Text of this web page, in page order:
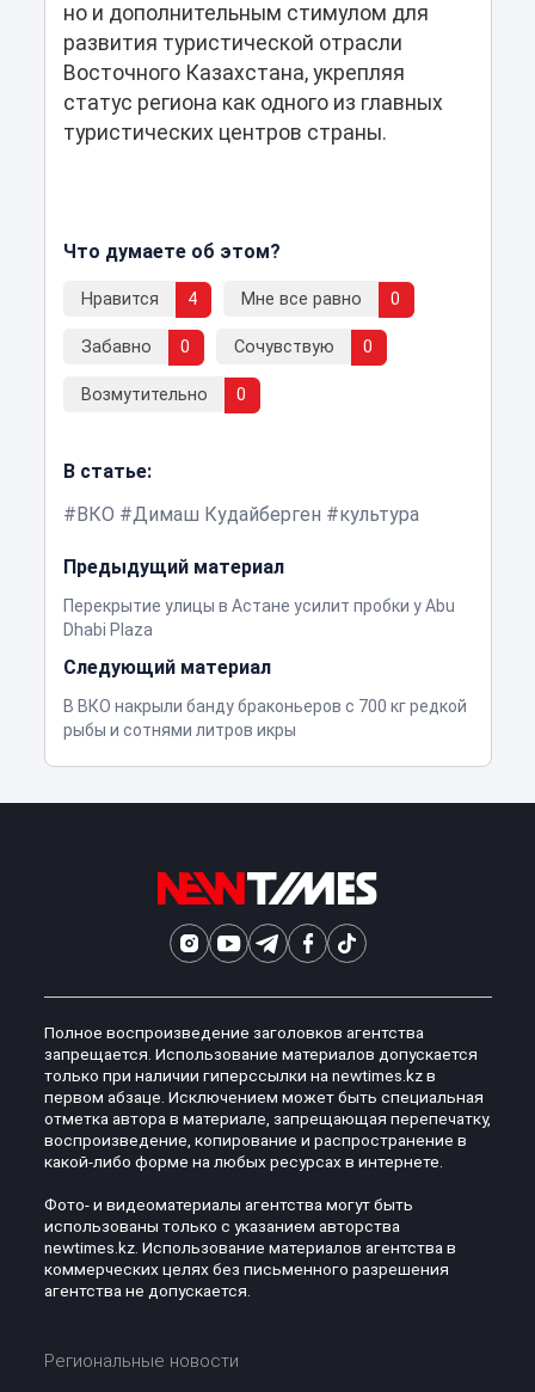
но и дополнительным стимулом для
развития туристической отрасли
Восточного Казахстана, укрепляя
статус региона как одного из главных
туристических центров страны.
Что думаете об этом?
Нравится 4 Мне все равно 0
Забавно 0 Сочувствую 0
Возмутительно 0
В статье:
ВКО
Димаш Кудайберген культура
Предыдущий материал
Перекрытие улицы в Астане усилит пробки у Abu
Dhabi Plaza
Следующий материал
В ВКО накрыли банду браконьеров с 700 кг редкой
рыбы и сотнями литров икры
Полное воспроизведение заголовков агентства
запрещается. Использование материалов допускается
только при наличии гиперссылки на newtimes.kz в
первом абзаце. Исключением может быть специальная
отметка автора в материале, запрещающая перепечатку,
воспроизведение, копирование и распространение в
какой-либо форме на любых ресурсах в интернете.
Фото- и видеоматериалы агентства могут быть
использованы только с указанием авторства
newtimes.kz. Использование материалов агентства в
коммерческих целях без письменного разрешения
агентства не допускается.
Региональные новости